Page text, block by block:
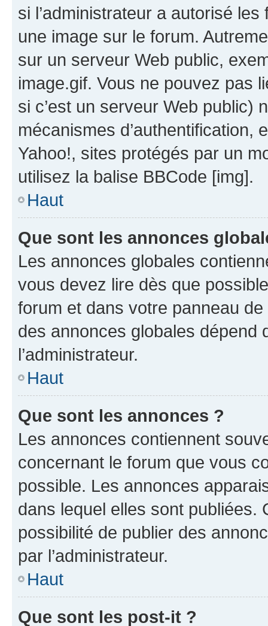
si l’administrateur a autorisé
une image sur le forum.
sur un serveur Web public,
image.gif. Vous ne pouvez pas
si c’est un serveur Web public)
mécanismes d’authentification,
Yahoo!, sites protégés par un
utilisez la balise BBCode [img].
Haut
Que sont les annonces
Les annonces globales
vous devez lire dès que
forum et dans votre panneau
des annonces globales dépend
l’administrateur.
Haut
Que sont les annonces ?
Les annonces contiennent
concernant le forum que vous
possible. Les annonces
dans lequel elles sont publiées.
possibilité de publier des
par l’administrateur.
Haut
Que sont les post-it ?